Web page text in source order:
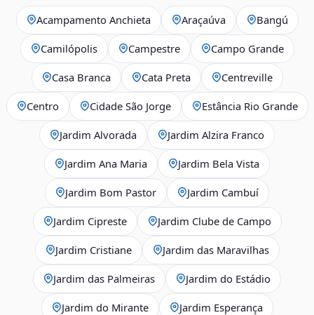
Acampamento Anchieta Araçaúva Bangú
Camilópolis Campestre Campo Grande
Casa Branca Cata Preta Centreville
Centro Cidade São Jorge Estância Rio Grande
Jardim Alvorada Jardim Alzira Franco
Jardim Ana Maria Jardim Bela Vista
Jardim Bom Pastor Jardim Cambuí
Jardim Cipreste Jardim Clube de Campo
Jardim Cristiane Jardim das Maravilhas
Jardim das Palmeiras Jardim do Estádio
Jardim do Mirante Jardim Esperança